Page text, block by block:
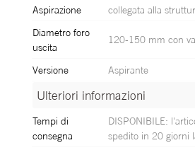
Aspirazione
collegata alla
Diametro foro
uscita
120-150 mm con
Versione
Aspirante
Ulteriori informazioni
Tempi di
consegna
DISPONIBILE:
spedito in 20 giorni